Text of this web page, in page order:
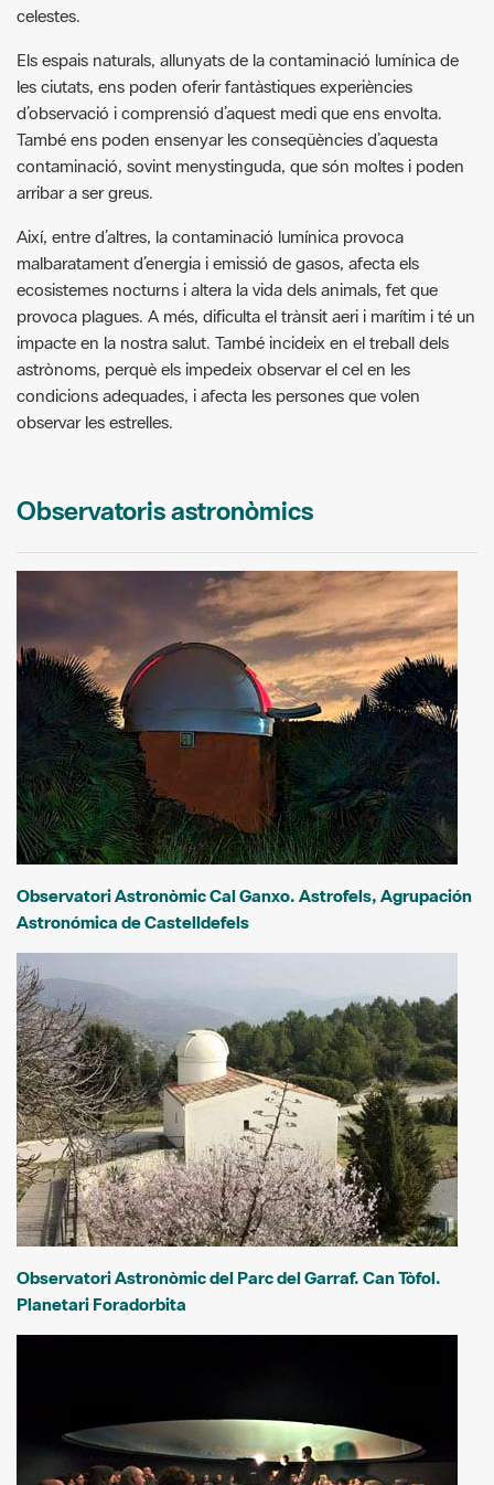
celestes.
Els espais naturals, allunyats de la contaminació lumínica de
les ciutats, ens poden oferir fantàstiques experiències
d’observació i comprensió d’aquest medi que ens envolta.
També ens poden ensenyar les conseqüències d’aquesta
contaminació, sovint menystinguda, que són moltes i poden
arribar a ser greus.
Així, entre d’altres, la contaminació lumínica provoca
malbaratament d’energia i emissió de gasos, afecta els
ecosistemes nocturns i altera la vida dels animals, fet que
provoca plagues. A més, dificulta el trànsit aeri i marítim i té un
impacte en la nostra salut. També incideix en el treball dels
astrònoms, perquè els impedeix observar el cel en les
condicions adequades, i afecta les persones que volen
observar les estrelles.
Observatoris astronòmics
Observatori Astronòmic Cal Ganxo. Astrofels, Agrupación
Astronómica de Castelldefels
Observatori Astronòmic del Parc del Garraf. Can Tòfol.
Planetari Foradorbita